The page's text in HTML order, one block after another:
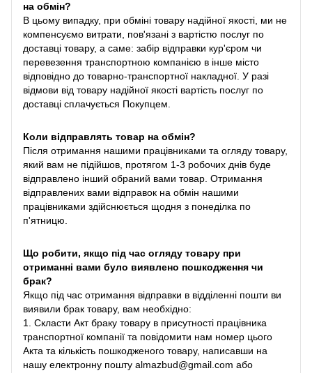
на обмін?
В цьому випадку, при обміні товару надійної якості, ми не
компенсуємо витрати, пов'язані з вартістю послуг по
доставці товару, а саме: забір відправки кур'єром чи
перевезення транспортною компанією в інше місто
відповідно до товарно-транспортної накладної. У разі
відмови від товару надійної якості вартість послуг по
доставці сплачується Покупцем.
Коли відправлять товар на обмін?
Після отримання нашими працівниками та огляду товару,
який вам не підійшов, протягом 1-3 робочих днів буде
відправлено інший обраний вами товар. Отримання
відправлених вами відправок на обмін нашими
працівниками здійснюється щодня з понеділка по
п'ятницю.
Що робити, якщо під час огляду товару при
отриманні вами було виявлено пошкодження чи
брак?
Якщо під час отримання відправки в відділенні пошти ви
виявили брак товару, вам необхідно:
1. Скласти Акт браку товару в присутності працівника
транспортної компанії та повідомити нам номер цього
Акта та кількість пошкодженого товару, написавши на
нашу електронну пошту almazbud@gmail.com або